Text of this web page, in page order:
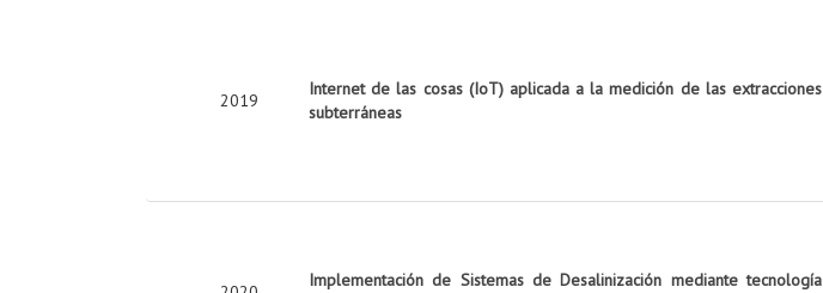
2019
Internet de las cosas (IoT) aplicada a la medición de las extracciones
subterráneas
Implementación de Sistemas de Desalinización mediante tecnología